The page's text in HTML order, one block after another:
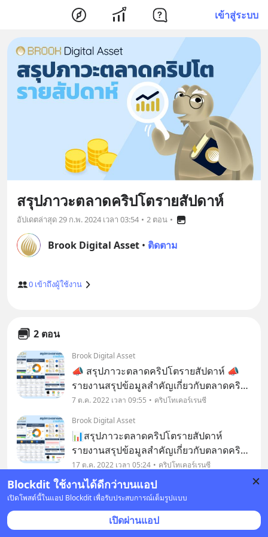
เข้าสู่ระบบ
Blockdit ใช้งานได้ดีกว่าบนแอป
เปิดโพสต์นี้ในแอป Blockdit เพื่อรับประสบการณ์เต็มรูปแบบ
เปิดผ่านแอป
สรุปภาวะตลาดคริปโตรายสัปดาห์
อัปเดตล่าสุด29 ก.พ. 2024 เวลา 03:54 • 2 ตอน •
Brook Digital Asset • ติดตาม
0 เข้าถึงผู้ใช้งาน
2 ตอน
Brook Digital Asset
📣 สรุปภาวะตลาดคริปโตรายสัปดาห์ 📣
รายงานสรุปข้อมูลสำคัญเกี่ยวกับตลาดคริป
โต เช่น มูลค่าตามราคาตลาดโดยรวมใน
ตลาดคริปโต. ราคาเหรียญคริปโต. Fear &
Greed Index, เปรียบเทียบมูลค่ารวมของบิต
คอยน์กับบริษัทเทคโ
7 ต.ค. 2022 เวลา 09:55
คริปโทเคอร์เรนซี
Brook Digital Asset
📊สรุปภาวะตลาดคริปโตรายสัปดาห์
รายงานสรุปข้อมูลสำคัญเกี่ยวกับตลาดคริป
โต เช่น มูลค่าตามราคาตลาดโดยรวมใน
ตลาดคริปโต, ราคาเหรียญคริปโต, Fear &
Greed Index, เปรียบเทียบมูลค่ารวมของบิต
คอยน์กับบริษัทเทคโนโลย
17 ต.ค. 2022 เวลา 05:24 คริปโทเคอร์เรนซี